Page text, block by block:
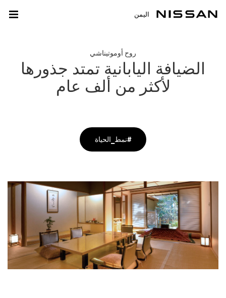
اليمن
روح أوموتيناشي
الضيافة اليابانية تمتد جذورها
لأكثر من ألف عام
نمط_الحياة#